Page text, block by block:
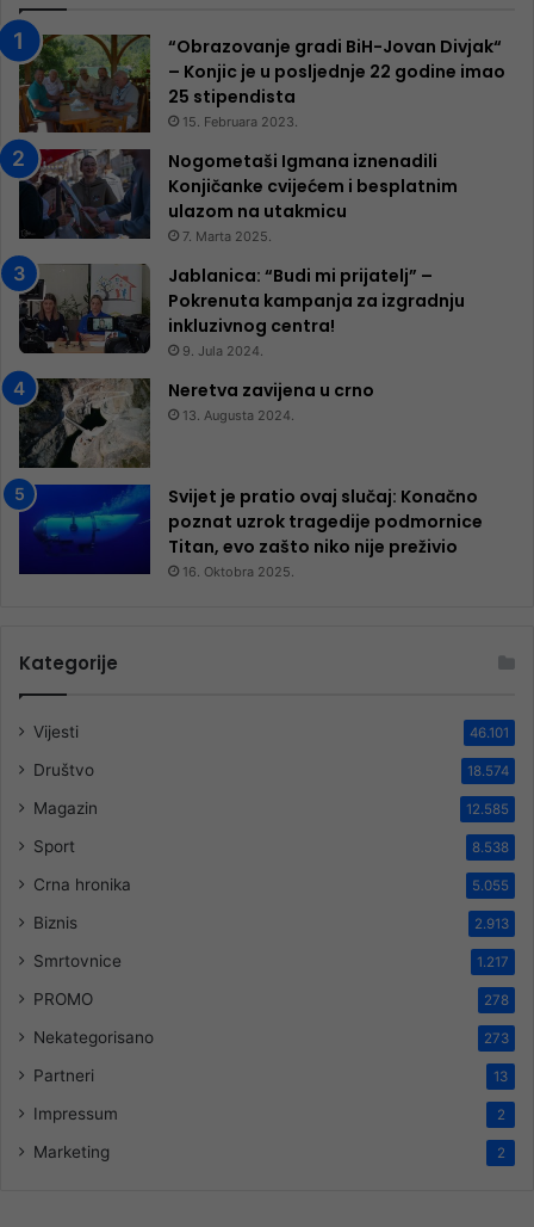
“Obrazovanje gradi BiH-Jovan Divjak“
– Konjic je u posljednje 22 godine imao
25 ​​stipendista
15. Februara 2023.
Nogometaši Igmana iznenadili
Konjičanke cvijećem i besplatnim
ulazom na utakmicu
7. Marta 2025.
Jablanica: “Budi mi prijatelj” –
Pokrenuta kampanja za izgradnju
inkluzivnog centra!
9. Jula 2024.
Neretva zavijena u crno
13. Augusta 2024.
Svijet je pratio ovaj slučaj: Konačno
poznat uzrok tragedije podmornice
Titan, evo zašto niko nije preživio
16. Oktobra 2025.
Kategorije
Vijesti 46.101
Društvo 18.574
Magazin 12.585
Sport 8.538
Crna hronika 5.055
Biznis 2.913
Smrtovnice 1.217
PROMO 278
Nekategorisano 273
Partneri 13
Impressum 2
Marketing 2